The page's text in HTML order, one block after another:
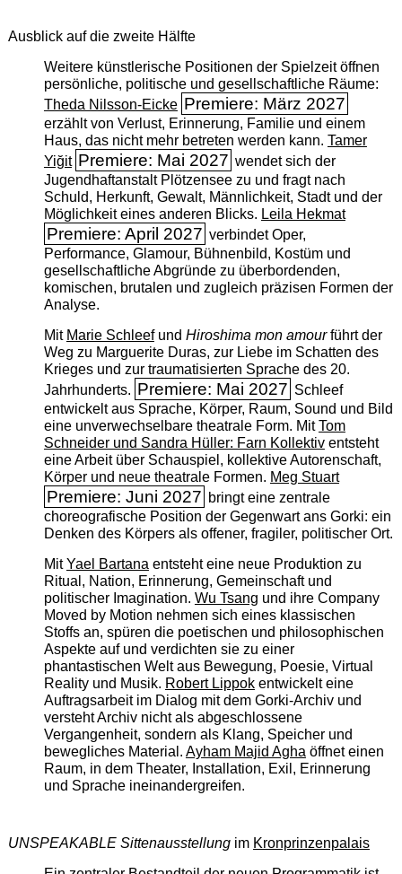
Ausblick auf die zweite Hälfte
Weitere künstlerische Positionen der Spielzeit öffnen
persönliche, politische und gesellschaftliche Räume:
Theda Nilsson-Eicke Premiere: März 2027
erzählt von Verlust, Erinnerung, Familie und einem
Haus, das nicht mehr betreten werden kann. Tamer
Yiğit Premiere: Mai 2027 wendet sich der
Jugendhaftanstalt Plötzensee zu und fragt nach
Schuld, Herkunft, Gewalt, Männlichkeit, Stadt und der
Möglichkeit eines anderen Blicks. Leila Hekmat
Premiere: April 2027 verbindet Oper,
Performance, Glamour, Bühnenbild, Kostüm und
gesellschaftliche Abgründe zu überbordenden,
komischen, brutalen und zugleich präzisen Formen der
Analyse.
Mit Marie Schleefund Hiroshima mon amourführt der
Weg zu Marguerite Duras, zur Liebe im Schatten des
Krieges und zur traumatisierten Sprache des 20.
Jahrhunderts. Premiere: Mai 2027 Schleef
entwickelt aus Sprache, Körper, Raum, Sound und Bild
eine unverwechselbare theatrale Form. MitTom
Schneider und Sandra Hüller: Farn Kollektiventsteht
eine Arbeit über Schauspiel, kollektive Autorenschaft,
Körper und neue theatrale Formen. Meg Stuart
Premiere: Juni 2027 bringt eine zentrale
choreografische Position der Gegenwart ans Gorki: ein
Denken des Körpers als offener, fragiler, politischer Ort.
MitYael Bartanaentsteht eine neue Produktion zu
Ritual, Nation, Erinnerung, Gemeinschaft und
politischer Imagination. Wu Tsang und ihre Company
Moved by Motion nehmen sich eines klassischen
Stoffs an, spüren die poetischen und philosophischen
Aspekte auf und verdichten sie zu einer
phantastischen Welt aus Bewegung, Poesie, Virtual
Reality und Musik. Robert Lippokentwickelt eine
Auftragsarbeit im Dialog mit dem Gorki-Archiv und
versteht Archiv nicht als abgeschlossene
Vergangenheit, sondern als Klang, Speicher und
bewegliches Material. Ayham Majid Aghaöffnet einen
Raum, in dem Theater, Installation, Exil, Erinnerung
und Sprache ineinandergreifen.
UNSPEAKABLE Sittenausstellungim Kronprinzenpalais